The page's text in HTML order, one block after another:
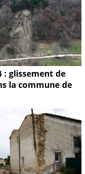
: glissement de
la commune de